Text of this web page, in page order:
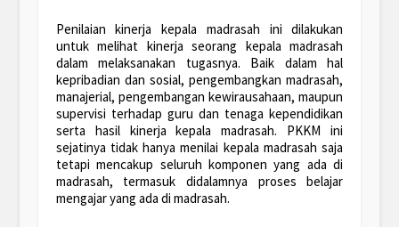
Penilaian kinerja kepala madrasah ini dilakukan
untuk melihat kinerja seorang kepala madrasah
dalam melaksanakan tugasnya. Baik dalam hal
kepribadian dan sosial, pengembangkan madrasah,
manajerial, pengembangan kewirausahaan, maupun
supervisi terhadap guru dan tenaga kependidikan
serta hasil kinerja kepala madrasah. PKKM ini
sejatinya tidak hanya menilai kepala madrasah saja
tetapi mencakup seluruh komponen yang ada di
madrasah, termasuk didalamnya proses belajar
mengajar yang ada di madrasah.